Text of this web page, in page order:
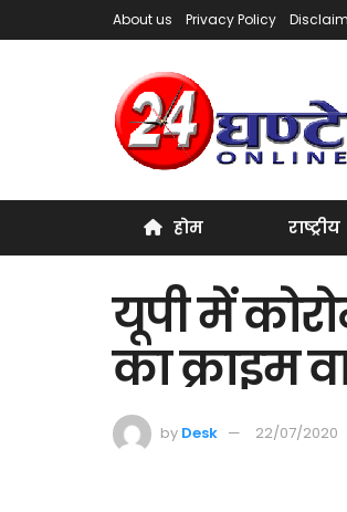
About us Privacy Policy
होम राष्ट्रीय
यूपी में
का क्राइम
by Desk 22/07/2020